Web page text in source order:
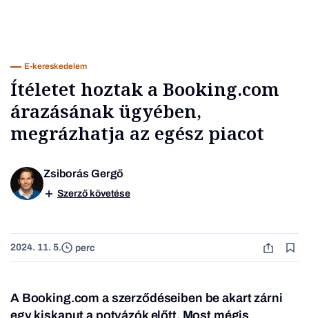
Üzlet
E-kereskedelem
Ítéletet hoztak a Booking.com
árazásának ügyében,
megrázhatja az egész piacot
Zsiborás Gergő
Szerző követése
2024. 11. 5. perc
A Booking.com a szerződéseiben be akart zárni